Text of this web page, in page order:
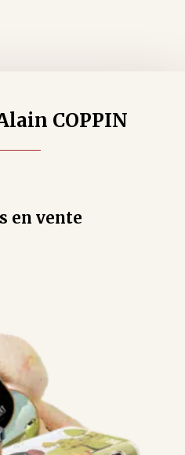
COPPIN
en vente